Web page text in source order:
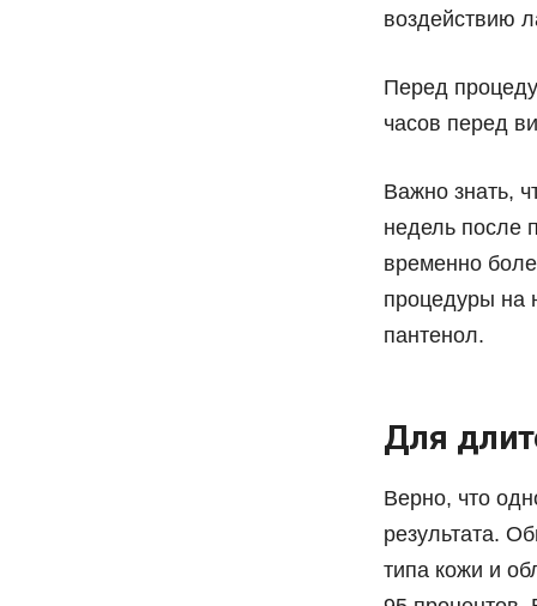
воздействию
Перед
часов перед
Важно знать,
недель после
временно
процедуры на
пантенол.
Для
Верно, что
результата.
типа кожи и